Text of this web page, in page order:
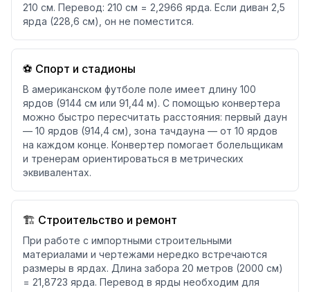
210 см. Перевод: 210 см = 2,2966 ярда. Если диван 2,5
ярда (228,6 см), он не поместится.
⚽ Спорт и стадионы
В американском футболе поле имеет длину 100
ярдов (9144 см или 91,44 м). С помощью конвертера
можно быстро пересчитать расстояния: первый даун
— 10 ярдов (914,4 см), зона тачдауна — от 10 ярдов
на каждом конце. Конвертер помогает болельщикам
и тренерам ориентироваться в метрических
эквивалентах.
🏗️ Строительство и ремонт
При работе с импортными строительными
материалами и чертежами нередко встречаются
размеры в ярдах. Длина забора 20 метров (2000 см)
= 21,8723 ярда. Перевод в ярды необходим для